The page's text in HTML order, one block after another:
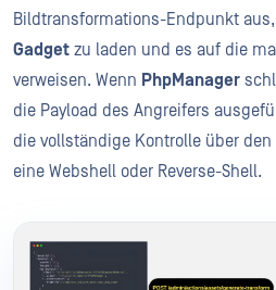
Bildtransformations-Endpunkt
Gadget zu laden und es auf die
verweisen. Wenn PhpManager
die Payload des Angreifers
die vollständige Kontrolle über
eine Webshell oder Reverse-Shell.